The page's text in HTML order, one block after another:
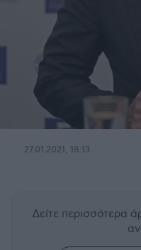
27.01.2021, 18:13
Δείτε περισσότερα